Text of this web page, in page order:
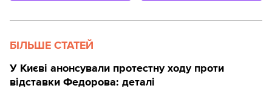
БІЛЬШЕ СТАТЕЙ
У Києві анонсували протестну ходу проти
відставки Федорова: деталі